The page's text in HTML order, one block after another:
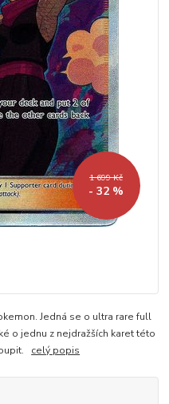
1 699 Kč
- 32 %
Jedná se o ultra rare full
o jednu z nejdražších karet této
celý popis